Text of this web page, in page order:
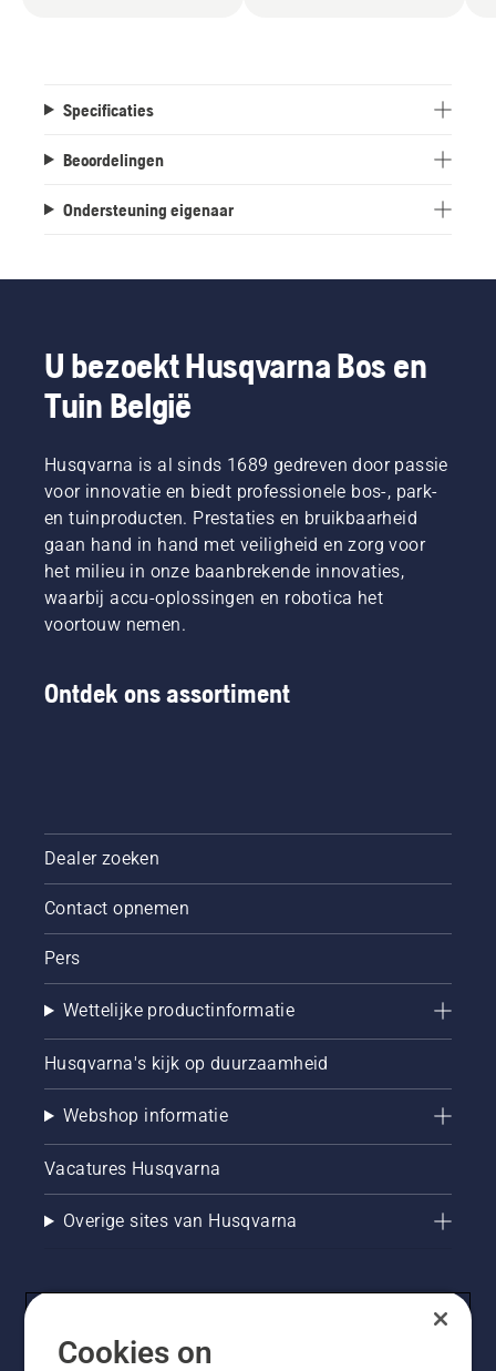
Specificaties
Beoordelingen
Ondersteuning eigenaar
U bezoekt Husqvarna Bos en
Tuin België
Husqvarna is al sinds 1689 gedreven door passie
voor innovatie en biedt professionele bos-, park-
en tuinproducten. Prestaties en bruikbaarheid
gaan hand in hand met veiligheid en zorg voor
het milieu in onze baanbrekende innovaties,
waarbij accu-oplossingen en robotica het
voortouw nemen.
Ontdek ons assortiment
Dealer zoeken
Contact opnemen
Pers
Wettelijke productinformatie
Husqvarna's kijk op duurzaamheid
Webshop informatie
Vacatures Husqvarna
Overige sites van Husqvarna
Cookies on